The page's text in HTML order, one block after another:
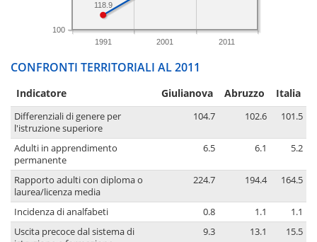
1991 2001 2011
100
118.9
CONFRONTI TERRITORIALI AL 2011
Indicatore Giulianova Abruzzo Italia
Differenziali di genere per
l'istruzione superiore
104.7 102.6 101.5
Adulti in apprendimento
permanente
6.5 6.1 5.2
Rapporto adulti con diploma o
laurea/licenza media
224.7 194.4 164.5
Incidenza di analfabeti 0.8 1.1
1.1
Uscita precoce dal sistema di
9.3 13.1 15.5